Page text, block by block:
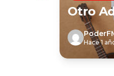
Otro
Hace 1